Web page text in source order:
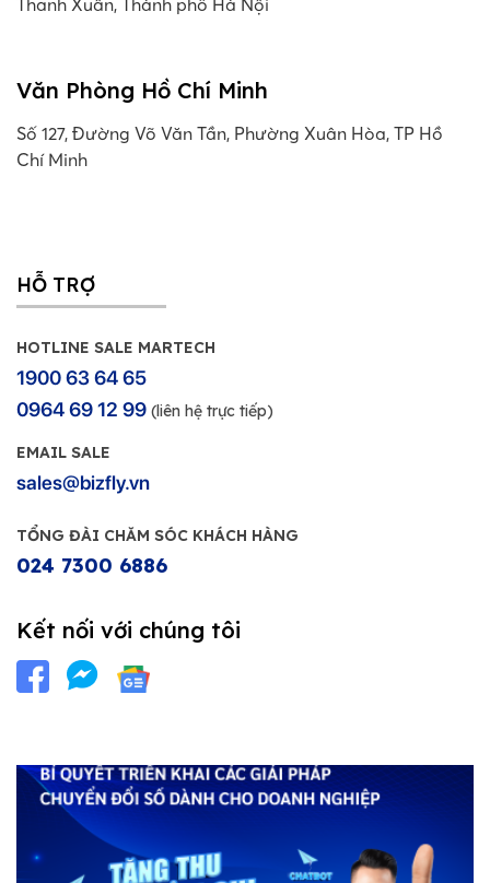
Văn Phòng Hồ Chí Minh
Số 127, Đường Võ Văn Tần, Phường Xuân Hòa, TP Hồ
Chí Minh
HỖ TRỢ
HOTLINE SALE MARTECH
1900 63 64 65
0964 69 12 99 (liên hệ trực tiếp)
EMAIL SALE
sales@bizfly.vn
TỔNG ĐÀI CHĂM SÓC KHÁCH HÀNG
024 7300 6886
Kết nối với chúng tôi